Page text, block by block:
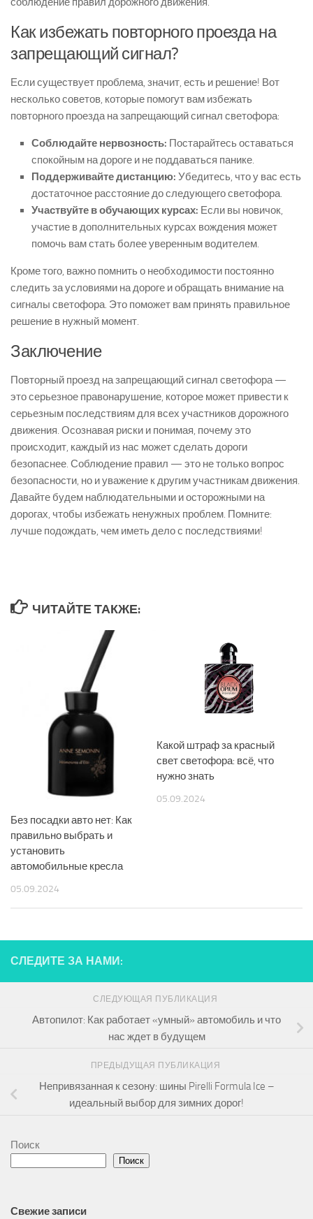
Как избежать повторного проезда на
запрещающий сигнал?
Если существует проблема, значит, есть и решение! Вот
несколько советов, которые помогут вам избежать
повторного проезда на запрещающий сигнал светофора:
Соблюдайте нервозность: Постарайтесь оставаться
спокойным на дороге и не поддаваться панике.
Поддерживайте дистанцию: Убедитесь, что у вас есть
достаточное расстояние до следующего светофора.
Участвуйте в обучающих курсах: Если вы новичок,
участие в дополнительных курсах вождения может
помочь вам стать более уверенным водителем.
Кроме того, важно помнить о необходимости постоянно
следить за условиями на дороге и обращать внимание на
сигналы светофора. Это поможет вам принять правильное
решение в нужный момент.
Заключение
Повторный проезд на запрещающий сигнал светофора —
это серьезное правонарушение, которое может привести к
серьезным последствиям для всех участников дорожного
движения. Осознавая риски и понимая, почему это
происходит, каждый из нас может сделать дороги
безопаснее. Соблюдение правил — это не только вопрос
безопасности, но и уважение к другим участникам движения.
Давайте будем наблюдательными и осторожными на
дорогах, чтобы избежать ненужных проблем. Помните:
лучше подождать, чем иметь дело с последствиями!
ЧИТАЙТЕ ТАКЖЕ:
Без посадки авто нет: Как
правильно выбрать и
установить
автомобильные кресла
05.09.2024
Какой штраф за красный
свет светофора: всё, что
нужно знать
05.09.2024
СЛЕДИТЕ ЗА НАМИ:
СЛЕДУЮЩАЯ ПУБЛИКАЦИЯ
Автопилот: Как работает «умный» автомобиль и что
нас ждет в будущем
ПРЕДЫДУЩАЯ ПУБЛИКАЦИЯ
Непривязанная к сезону: шины Pirelli Formula Ice –
идеальный выбор для зимних дорог!
Поиск
Поиск
Свежие записи